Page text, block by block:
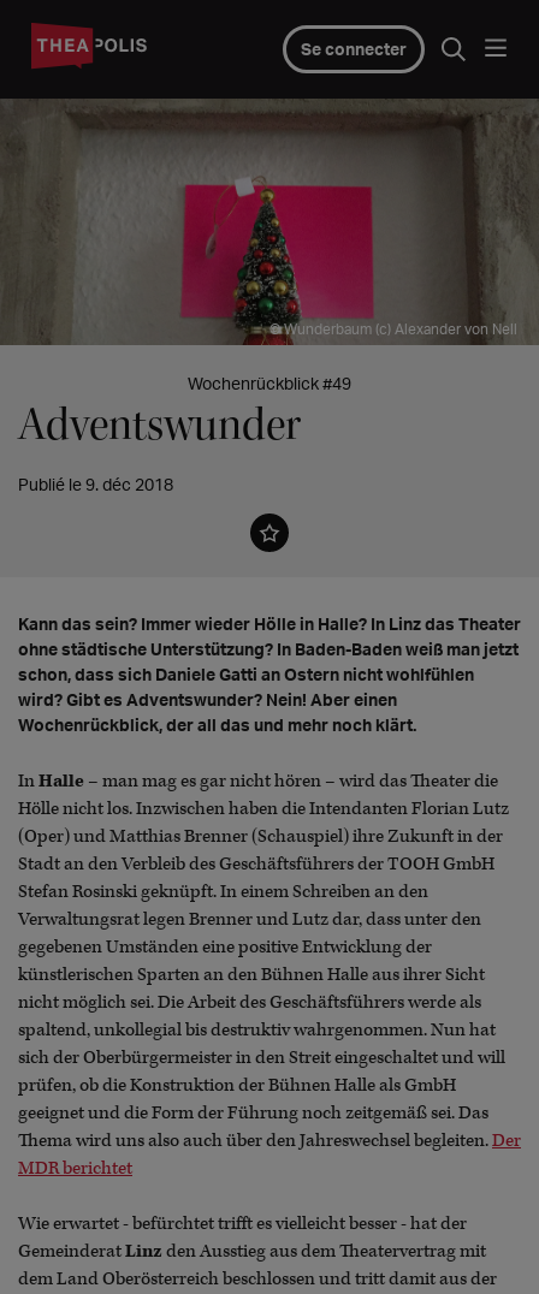
Se connecter
© Wunderbaum (c) Alexander von Nell
Wochenrückblick #49
Adventswunder
Publié le 9. déc 2018
Kann das sein? Immer wieder Hölle in Halle? In Linz das Theater
ohne städtische Unterstützung? In Baden-Baden weiß man jetzt
schon, dass sich Daniele Gatti an Ostern nicht wohlfühlen
wird? Gibt es Adventswunder? Nein! Aber einen
Wochenrückblick, der all das und mehr noch klärt.
InHalle – man mag es gar nicht hören – wird das Theater die
Hölle nicht los. Inzwischen haben die Intendanten Florian Lutz
(Oper) und Matthias Brenner (Schauspiel) ihre Zukunft in der
Stadt an den Verbleib des Geschäftsführers der TOOH GmbH
Stefan Rosinski geknüpft. In einem Schreiben an den
Verwaltungsrat legen Brenner und Lutz dar, dass unter den
gegebenen Umständen eine positive Entwicklung der
künstlerischen Sparten an den Bühnen Halle aus ihrer Sicht
nicht möglich sei. Die Arbeit des Geschäftsführers werde als
spaltend, unkollegial bis destruktiv wahrgenommen. Nun hat
sich der Oberbürgermeister in den Streit eingeschaltet und will
prüfen, ob die Konstruktion der Bühnen Halle als GmbH
geeignet und die Form der Führung noch zeitgemäß sei. Das
Thema wird uns also auch über den Jahreswechsel begleiten.Der
MDR berichtet
Wie erwartet - befürchtet trifft es vielleicht besser - hat der
GemeinderatLinz den Ausstieg aus dem Theatervertrag mit
dem Land Oberösterreich beschlossen und tritt damit aus der